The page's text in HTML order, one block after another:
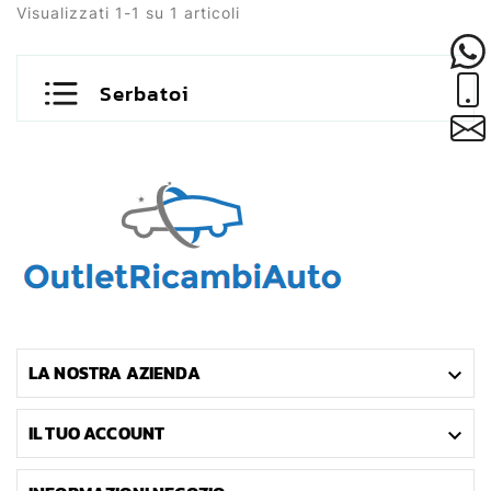
Alfa Romeo - Fuel
Visualizzati 1-1 su 1 articoli
Serbatoi
LA NOSTRA AZIENDA 
IL TUO ACCOUNT 